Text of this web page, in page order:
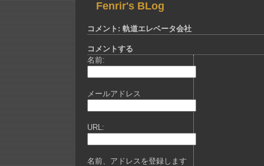
Fenrir's BLog
コメント: 軌道エレベータ会社
コメントする
名前:
メールアドレス
URL:
名前、アドレスを登録します